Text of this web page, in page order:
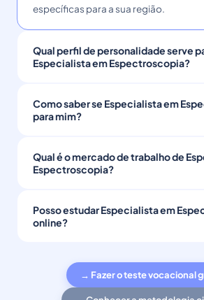
específicas para a sua região.
Qual perfil de personalidade serve
Especialista em Espectroscopia?
Como saber se Especialista em
para mim?
Qual é o mercado de trabalho de
Espectroscopia?
Posso estudar Especialista em
online?
→ Fazer o teste vocacional